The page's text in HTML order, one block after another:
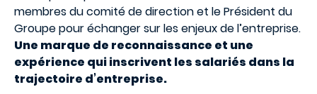
membres du comité de direction et le Président du
Groupe pour échanger sur les enjeux de l’entreprise.
Une marque de reconnaissance et une
expérience qui inscrivent les salariés dans la
trajectoire d’entreprise.